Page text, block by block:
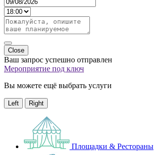
Close
Ваш запрос успешно отправлен
Мероприятие под ключ
Вы можете ещё выбрать услуги
Left Right
Площадки & Рестораны